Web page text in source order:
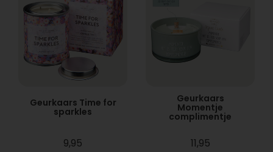
Geurkaars Time for
sparkles
9,95
Geurkaars
Momentje
complimentje
11,95